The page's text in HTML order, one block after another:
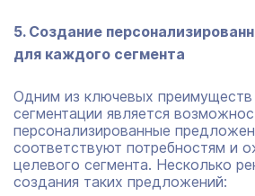
5. Создание
для каждого сегмента
Одним из ключевых преимуществ
сегментации является
персонализированные
соответствуют потребностям и
целевого сегмента. Несколько
создания таких предложений: